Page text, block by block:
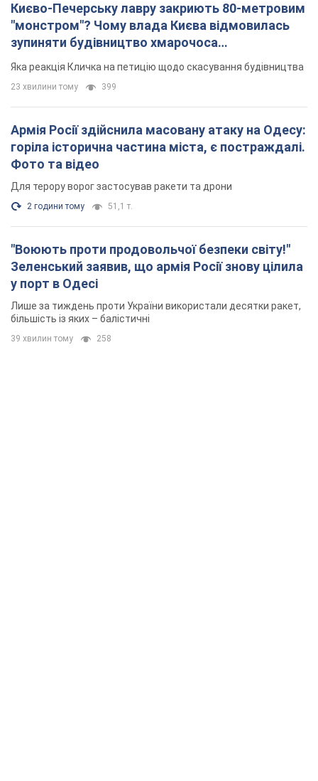
Києво-Печерську лавру закриють 80-метровим
"монстром"? Чому влада Києва відмовилась
зупиняти будівництво хмарочоса
"московського вірянина"
Яка реакція Кличка на петицію щодо скасування будівництва
23 хвилини тому 399
Армія Росії здійснила масовану атаку на Одесу:
горіла історична частина міста, є постраждалі.
Фото та відео
Для терору ворог застосував ракети та дрони
2 години тому 51,1 т.
"Воюють проти продовольчої безпеки світу!"
Зеленський заявив, що армія Росії знову цілила
у порт в Одесі
Лише за тиждень проти України використали десятки ракет,
більшість із яких – балістичні
39 хвилин тому 258